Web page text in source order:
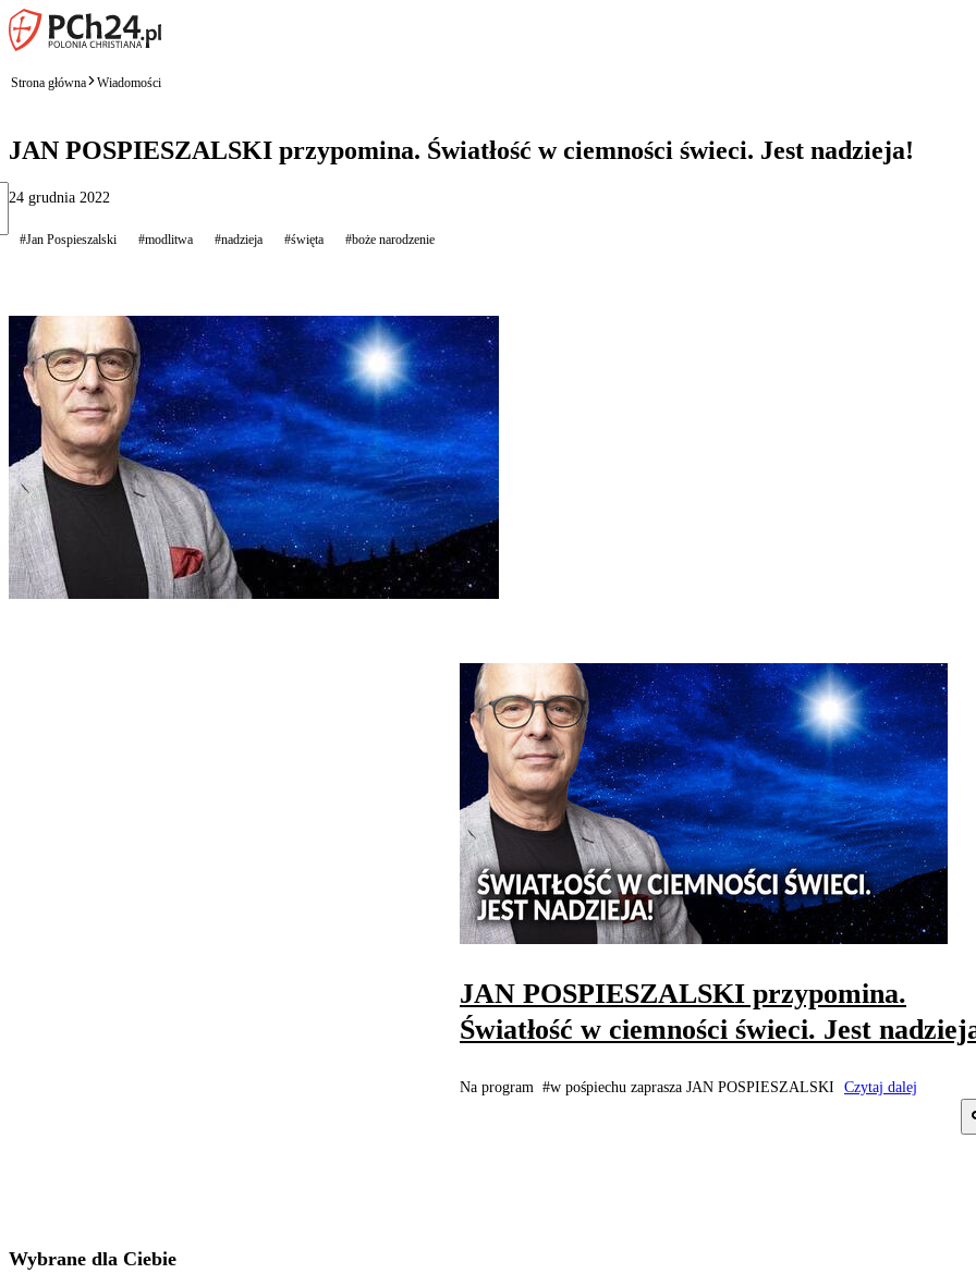
Strona główna Wiadomości
JAN POSPIESZALSKI przypomina. Światłość w ciemności świeci. Jest nadzieja!
24 grudnia 2022
#Jan Pospieszalski #modlitwa #nadzieja #święta #boże narodzenie
JAN POSPIESZALSKI przypomina.
Światłość w ciemności świeci. Jest
Na program #w pośpiechu zaprasza JAN POSPIESZALSKI Czytaj dalej
Wybrane dla Ciebie